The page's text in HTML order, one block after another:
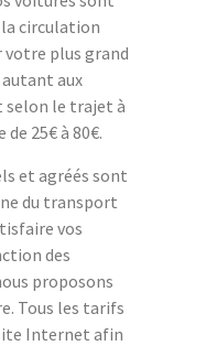
la circulation
plus grand
aux
selon le trajet à
25€ à 80€.
et agréés sont
du transport
vos
des
proposons
Tous les tarifs
Internet afin